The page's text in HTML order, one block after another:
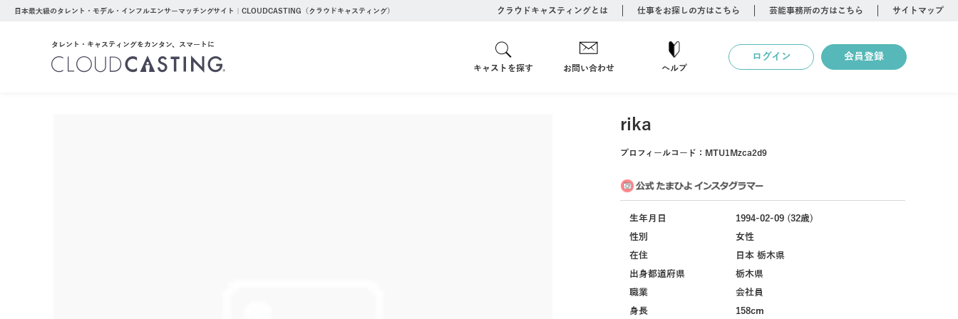
日本最大級のタレント・モデル・インフルエンサーマッチングサイト｜CLOUDCASTING（クラウドキャスティング） クラウドキャスティングとは 仕事をお探しの方はこちら 芸能事務所の方はこちら サイトマップ
タレント・キャスティングをカンタン、スマートに
キャストを探す お問い合わせ ヘルプ
ログイン 会員登録
rika
プロフィールコード： MTU1Mzca2d9
生年月日
1994-02-09 (32歳)
性別
女性
在住
日本 栃木県
出身都道府県
栃木県
職業
会社員
身長
158cm